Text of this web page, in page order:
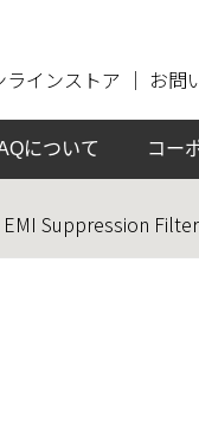
ラインストア ｜ お問
について コー
Suppression